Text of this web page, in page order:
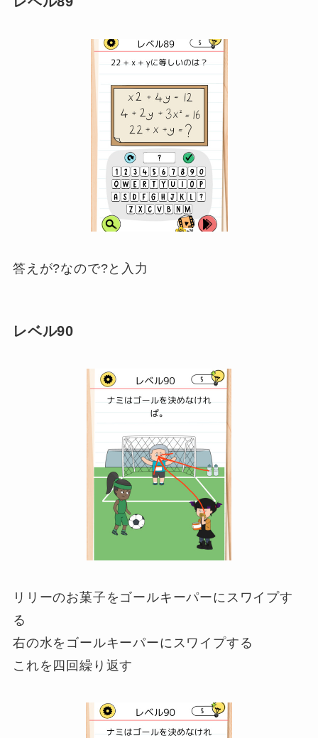
答えが?なので?と入力
レベル90
リリーのお菓子をゴールキーパーにスワイプす
る
右の水をゴールキーパーにスワイプする
これを四回繰り返す